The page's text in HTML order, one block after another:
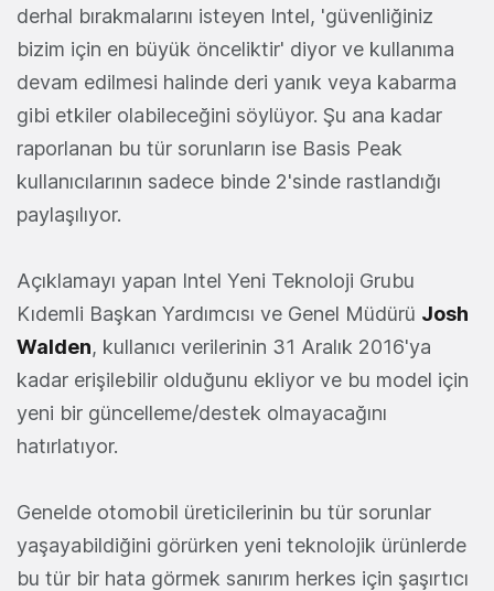
derhal bırakmalarını isteyen Intel, 'güvenliğiniz
bizim için en büyük önceliktir' diyor ve kullanıma
devam edilmesi halinde deri yanık veya kabarma
gibi etkiler olabileceğini söylüyor. Şu ana kadar
raporlanan bu tür sorunların ise Basis Peak
kullanıcılarının sadece binde 2'sinde rastlandığı
paylaşılıyor.
Açıklamayı yapan Intel Yeni Teknoloji Grubu
Kıdemli Başkan Yardımcısı ve Genel Müdürü Josh
Walden, kullanıcı verilerinin 31 Aralık 2016'ya
kadar erişilebilir olduğunu ekliyor ve bu model için
yeni bir güncelleme/destek olmayacağını
hatırlatıyor.
Genelde otomobil üreticilerinin bu tür sorunlar
yaşayabildiğini görürken yeni teknolojik ürünlerde
bu tür bir hata görmek sanırım herkes için şaşırtıcı